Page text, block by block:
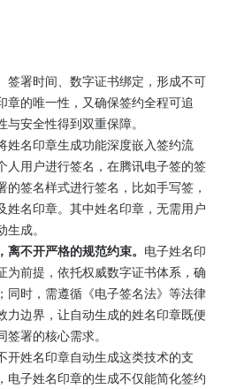
签署时间、数字证书绑定，形成不可
章的唯一性，又确保签约全程可追
安全性得到双重保障。
姓名印章生成功能深度嵌入签约流
人用户进行签名，在腾讯电子签的签
签名样式进行签名，比如手写签，
姓名印章。其中姓名印章，无需用户
成。
不开严格的规范约束。 电子姓名印
为前提，依托权威数字证书体系，确
同时，需遵循《电子签名法》等法律
力边界，让自动生成的姓名印章既便
署的核心需求。
开姓名印章自动生成这类技术的支
电子姓名印章的生成不仅能简化签约